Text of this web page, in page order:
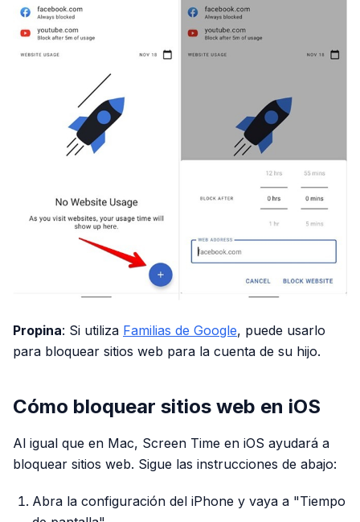
Propina: Si utiliza Familias de Google, puede usarlo
para bloquear sitios web para la cuenta de su hijo.
Cómo bloquear sitios web en iOS
Al igual que en Mac, Screen Time en iOS ayudará a
bloquear sitios web. Sigue las instrucciones de abajo:
Abra la configuración del iPhone y vaya a "Tiempo